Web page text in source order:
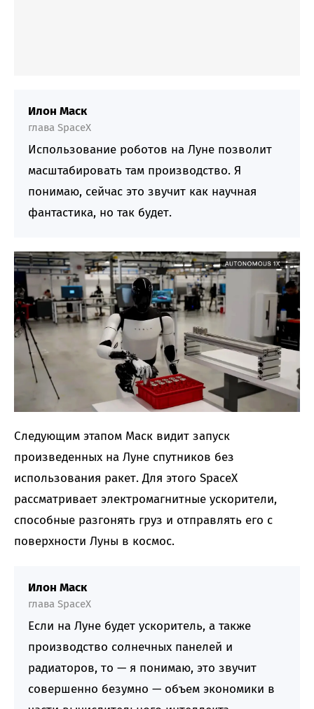
Илон Маск
глава SpaceX
Использование роботов на Луне позволит
масштабировать там производство. Я
понимаю, сейчас это звучит как научная
фантастика, но так будет.
Следующим этапом Маск видит запуск
произведенных на Луне спутников без
использования ракет. Для этого SpaceX
рассматривает электромагнитные ускорители,
способные разгонять груз и отправлять его с
поверхности Луны в космос.
Илон Маск
глава SpaceX
Если на Луне будет ускоритель, а также
производство солнечных панелей и
радиаторов, то — я понимаю, это звучит
совершенно безумно — объем экономики в